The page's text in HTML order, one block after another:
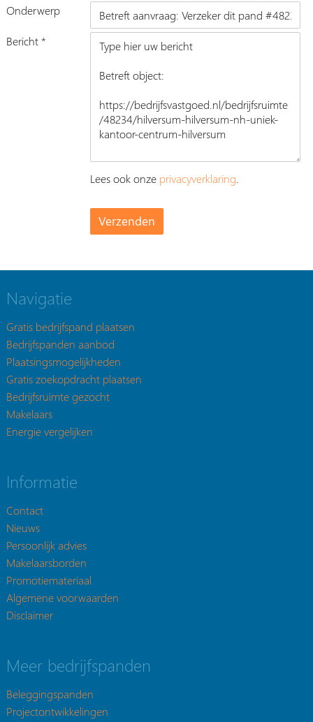
Onderwerp
Bericht *
Lees ook onze privacyverklaring
Navigatie
Gratis bedrijfspand plaatsen
Bedrijfspanden aanbod
Plaatsingsmogelijkheden
Gratis zoekopdracht plaatsen
Bedrijfsruimte gezocht
Makelaars
Energie vergelijken
Informatie
Contact
Nieuws
Persoonlijk advies
Makelaarsborden
Promotiemateriaal
Algemene voorwaarden
Disclaimer
Meer bedrijfspanden
Beleggingspanden
Projectontwikkelingen